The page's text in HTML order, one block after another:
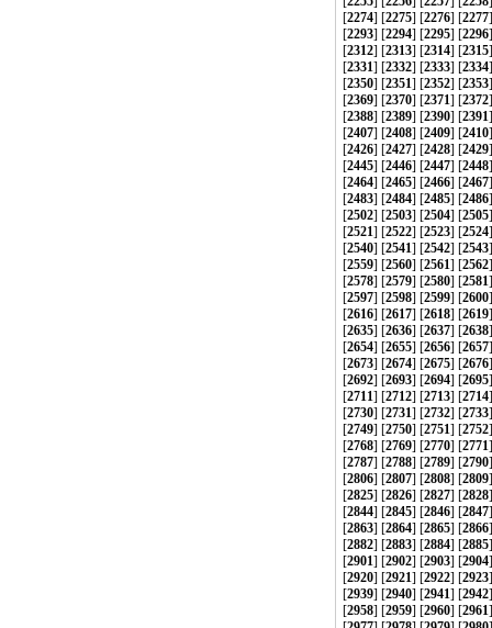
[2274] [2275] [2276] [2277
[2293] [2294] [2295] [2296
[2312] [2313] [2314] [2315
[2331] [2332] [2333] [2334
[2350] [2351] [2352] [2353
[2369] [2370] [2371] [2372
[2388] [2389] [2390] [2391
[2407] [2408] [2409] [2410
[2426] [2427] [2428] [2429
[2445] [2446] [2447] [2448
[2464] [2465] [2466] [2467
[2483] [2484] [2485] [2486
[2502] [2503] [2504] [2505
[2521] [2522] [2523] [2524
[2540] [2541] [2542] [2543
[2559] [2560] [2561] [2562
[2578] [2579] [2580] [2581
[2597] [2598] [2599] [2600
[2616] [2617] [2618] [2619
[2635] [2636] [2637] [2638
[2654] [2655] [2656] [2657
[2673] [2674] [2675] [2676
[2692] [2693] [2694] [2695
[2711] [2712] [2713] [2714
[2730] [2731] [2732] [2733
[2749] [2750] [2751] [2752
[2768] [2769] [2770] [2771
[2787] [2788] [2789] [2790
[2806] [2807] [2808] [2809
[2825] [2826] [2827] [2828
[2844] [2845] [2846] [2847
[2863] [2864] [2865] [2866
[2882] [2883] [2884] [2885
[2901] [2902] [2903] [2904
[2920] [2921] [2922] [2923
[2939] [2940] [2941] [2942
[2958] [2959] [2960] [2961